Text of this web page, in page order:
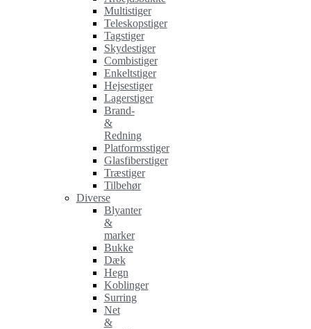
Multistiger
Teleskopstiger
Tagstiger
Skydestiger
Combistiger
Enkeltstiger
Hejsestiger
Lagerstiger
Brand-
&
Redning
Platformsstiger
Glasfiberstiger
Træstiger
Tilbehør
Diverse
Blyanter
&
marker
Bukke
Dæk
Hegn
Koblinger
Surring
Net
&